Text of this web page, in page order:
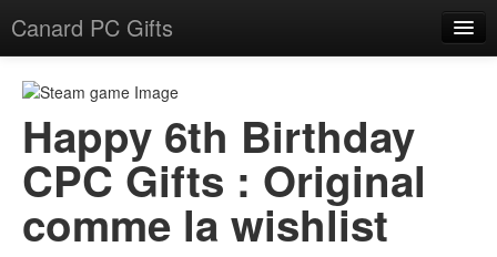
Canard PC Gifts
Connexion
Happy 6th Birthday
CPC Gifts : Original
comme la wishlist